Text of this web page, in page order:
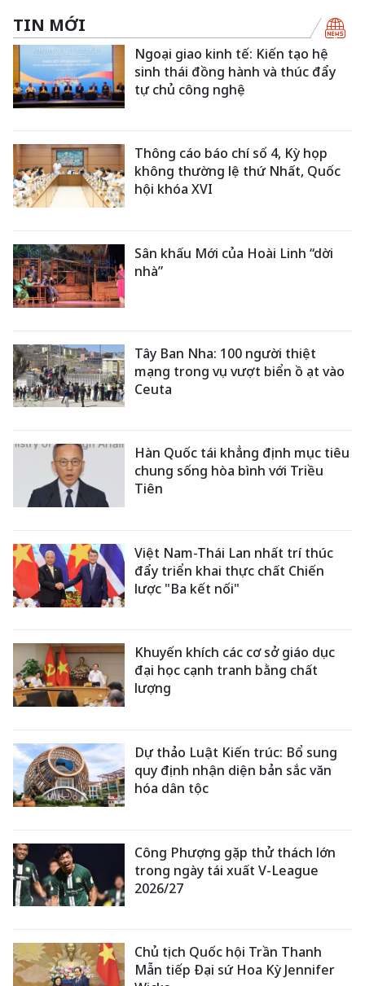
TIN MỚI
Ngoại giao kinh tế: Kiến tạo hệ
sinh thái đồng hành và thúc đẩy
tự chủ công nghệ
Thông cáo báo chí số 4, Kỳ họp
không thường lệ thứ Nhất, Quốc
hội khóa XVI
Sân khấu Mới của Hoài Linh “dời
nhà”
Tây Ban Nha: 100 người thiệt
mạng trong vụ vượt biển ồ ạt vào
Ceuta
Hàn Quốc tái khẳng định mục tiêu
chung sống hòa bình với Triều
Tiên
Việt Nam-Thái Lan nhất trí thúc
đẩy triển khai thực chất Chiến
lược "Ba kết nối"
Khuyến khích các cơ sở giáo dục
đại học cạnh tranh bằng chất
lượng
Dự thảo Luật Kiến trúc: Bổ sung
quy định nhận diện bản sắc văn
hóa dân tộc
Công Phượng gặp thử thách lớn
trong ngày tái xuất V-League
2026/27
Chủ tịch Quốc hội Trần Thanh
Mẫn tiếp Đại sứ Hoa Kỳ Jennifer